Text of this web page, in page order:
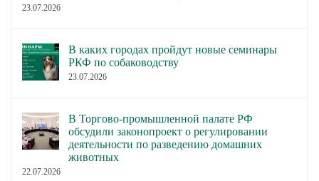
23.07.2026
В каких городах пройдут новые семинары
РКФ по собаководству
23.07.2026
В Торгово-промышленной палате РФ
обсудили законопроект о регулировании
деятельности по разведению домашних
животных
22.07.2026